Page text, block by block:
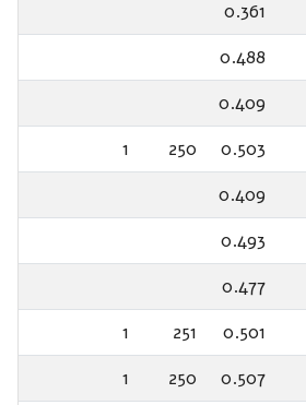
0.361
0.488
0.409
0.503
250
1
0.409
0.493
0.477
0.501
251
1
0.507
250
1